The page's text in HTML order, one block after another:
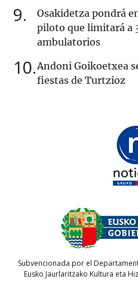
9
Osakidetza pondrá
piloto que limitará a
ambulatorios
10 Andoni Goikoetxea
fiestas de Turtzioz
Subvencionada por el
Eusko Jaurlaritzako Kultura eta